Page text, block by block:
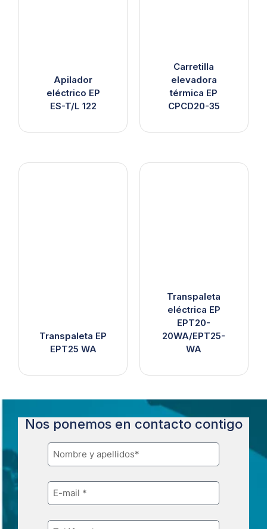
Apilador
eléctrico EP
ES-T/L 122
Carretilla
elevadora
térmica EP
CPCD20-35
Transpaleta EP
EPT25 WA
Transpaleta
eléctrica EP
EPT20-
20WA/EPT25-
WA
Nos ponemos en contacto contigo